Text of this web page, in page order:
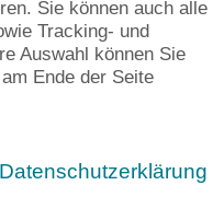
für erfolgreiches Lernen.
unterschiedliche
mit. Während einige
benötigen andere
Schritt für
die Frage: Welche
Sie können auch alle
Tracking- und
Auswahl können Sie
Ende der Seite
Datenschutzerklärung